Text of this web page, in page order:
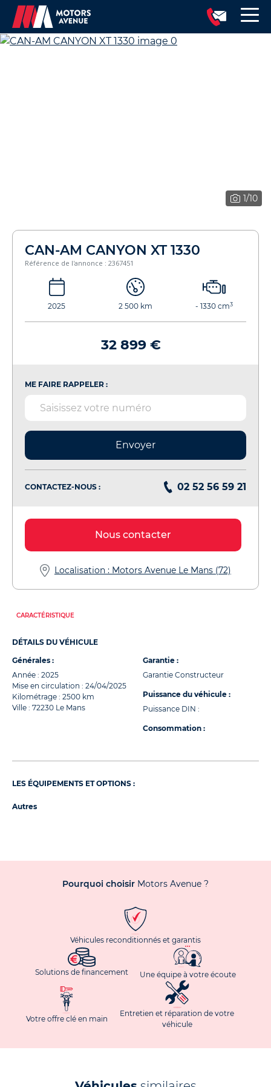
1/10
CAN-AM CANYON XT 1330
Référence de l'annonce : 2367451
2025 2 500 km - 1330 cm3
32 899 €
ME FAIRE RAPPELER :
Envoyer
CONTACTEZ-NOUS : 02 52 56 59 21
Nous contacter
Localisation : Motors Avenue Le Mans (72)
CARACTÉRISTIQUE
DÉTAILS DU VÉHICULE
Générales :
Année : 2025
Mise en circulation : 24/04/2025
Kilométrage : 2500 km
Ville : 72230 Le Mans
Garantie :
Garantie Constructeur
Puissance du véhicule :
Puissance DIN :
Consommation :
LES ÉQUIPEMENTS ET OPTIONS :
Autres
Pourquoi choisir Motors Avenue ?
Véhicules reconditionnés et garantis
Solutions de financement Une équipe à votre écoute
Votre offre clé en main
Entretien et réparation de votre
véhicule